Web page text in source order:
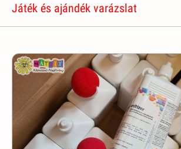
Játék és ajándék varázslat